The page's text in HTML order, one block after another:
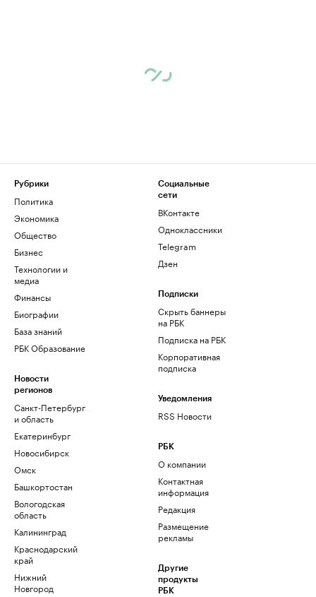
Рубрики
Политика
Экономика
Общество
Бизнес
Технологии и
медиа
Финансы
Биографии
База знаний
РБК Образование
Новости
регионов
Санкт-Петербург
и область
Екатеринбург
Новосибирск
Омск
Башкортостан
Вологодская
область
Калининград
Краснодарский
край
Нижний
Новгород
Социальные
сети
ВКонтакте
Одноклассники
Telegram
Дзен
Подписки
Скрыть баннеры
на РБК
Подписка на РБК
Корпоративная
подписка
Уведомления
RSS Новости
РБК
О компании
Контактная
информация
Редакция
Размещение
рекламы
Другие
продукты
РБК